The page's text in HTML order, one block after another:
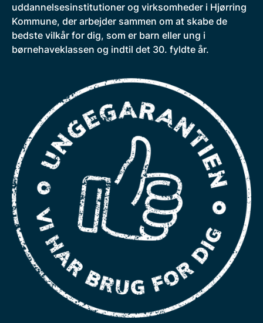
uddannelsesinstitutioner og virksomheder i Hjørring
Kommune, der arbejder sammen om at skabe de
bedste vilkår for dig, som er barn eller ung i
børnehaveklassen og indtil det 30. fyldte år.